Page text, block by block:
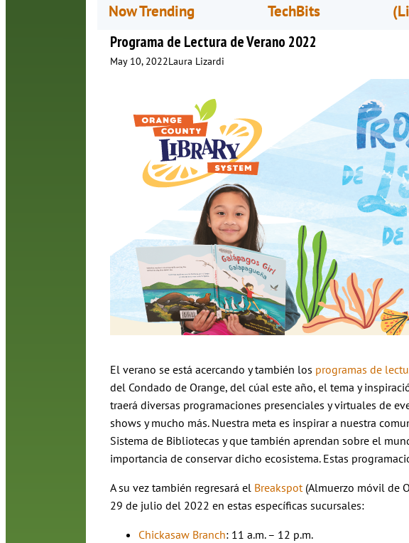
Now Trending TechBits
Programa de Lectura de Verano 2022
May 10, 2022Laura Lizardi
El verano se está acercando y también los programas de
del Condado de Orange, del cúal este año, el tema y
traerá diversas programaciones presenciales y virtuales de
shows y mucho más. Nuestra meta es inspirar a nuestra
Sistema de Bibliotecas y que también aprendan sobre el
importancia de conservar dicho ecosistema. Estas
A su vez también regresará el Breakspot(Almuerzo móvil de
29 de julio del 2022 en estas específicas sucursales:
Chickasaw Branch: 11 a.m. – 12 p.m.